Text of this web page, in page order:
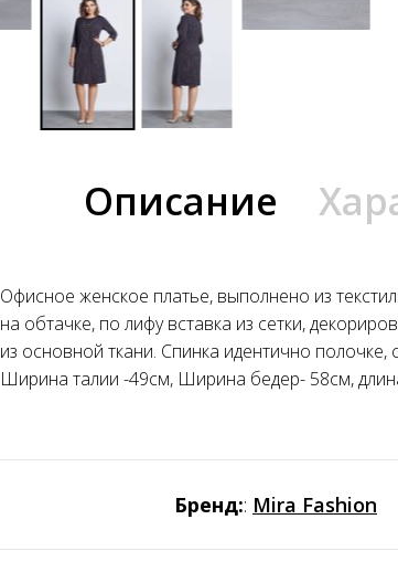
Описание
Офисное женское платье, выполнено из
на обтачке, по лифу вставка из сетки,
из основной ткани. Спинка идентично
Ширина талии -49см, Ширина бедер- 58см,
Бренд:: Mira Fashion